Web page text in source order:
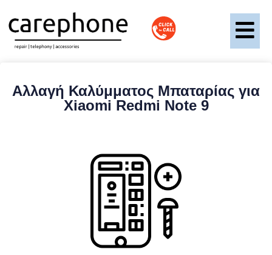
Αλλαγή Καλύμματος Μπαταρίας για
Xiaomi Redmi Note 9